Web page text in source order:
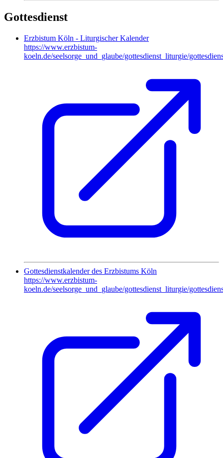
Gottesdienst
Erzbistum Köln - Liturgischer Kalender
https://www.erzbistum-
koeln.de/seelsorge_und_glaube/gottesdienst_liturgie/
Gottesdienstkalender des Erzbistums Köln
https://www.erzbistum-
koeln.de/seelsorge_und_glaube/gottesdienst_liturgie/